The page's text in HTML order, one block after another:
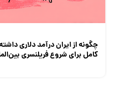
چگونه از ایران درآمد دلاری
کامل برای شروع فریلنسری